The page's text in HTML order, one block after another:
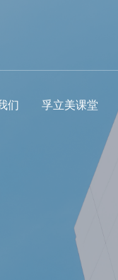
们 孚立美课堂